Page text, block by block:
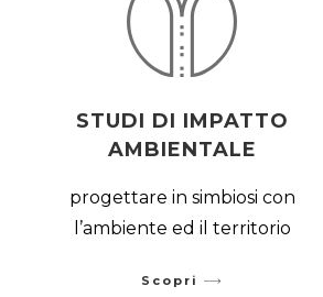
STUDI DI IMPATTO
AMBIENTALE
progettare in simbiosi con
l’ambiente ed il territorio
Scopri